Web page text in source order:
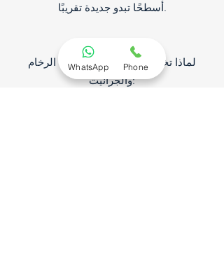
أسطحًا تبدو جديدة تقريبًا.
لماذا تختار شركتنا لتلميع وبلورة الرخام
والجرانيت:
WhatsApp Phone